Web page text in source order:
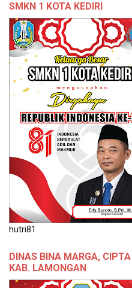
SMKN 1 KOTA KEDIRI
hutri81
DINAS BINA MARGA,
KAB. LAMONGAN